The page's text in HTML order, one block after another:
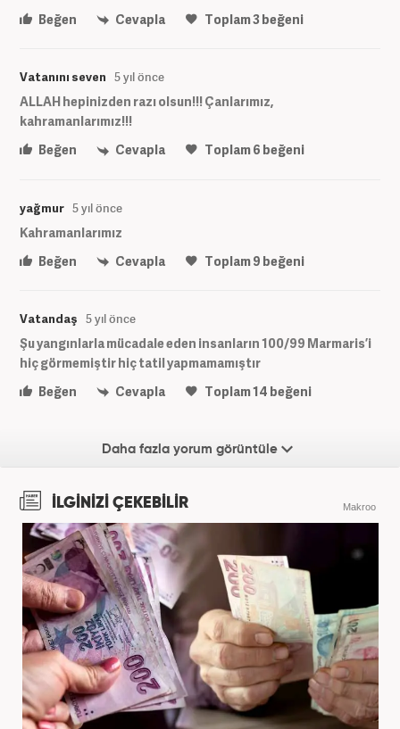
Beğen
Cevapla Toplam3beğeni
Vatanını seven 5 yıl önce
ALLAH hepinizden razı olsun!!! Çanlarımız,
kahramanlarımız!!!
Beğen
Cevapla Toplam6 beğeni
yağmur 5 yıl önce
Kahramanlarımız
Beğen
Cevapla Toplam9 beğeni
Vatandaş 5 yıl önce
Şu yangınlarla mücadale eden insanların 100/99 Marmaris’i
hiç görmemiştir hiç tatil yapmamamıştır
Beğen
Cevapla Toplam14 beğeni
Daha fazla yorum görüntüle
İLGİNİZİ ÇEKEBİLİR Makroo